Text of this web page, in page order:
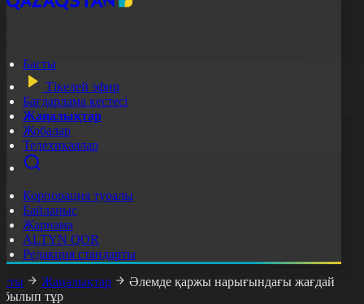
Басты
Тікелей эфир
Бағдарлама кестесі
Жаңалықтар
Жобалар
Телехикаялар
Корпорация туралы
Байланыс
Жарнама
ALTYN QOR
Редакция стандарты
Жаңалықтар
Әлемде қаржы нарығындағы жағдай
тұр